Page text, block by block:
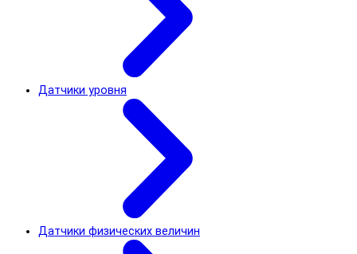
Датчики уровня
Датчики физических величин